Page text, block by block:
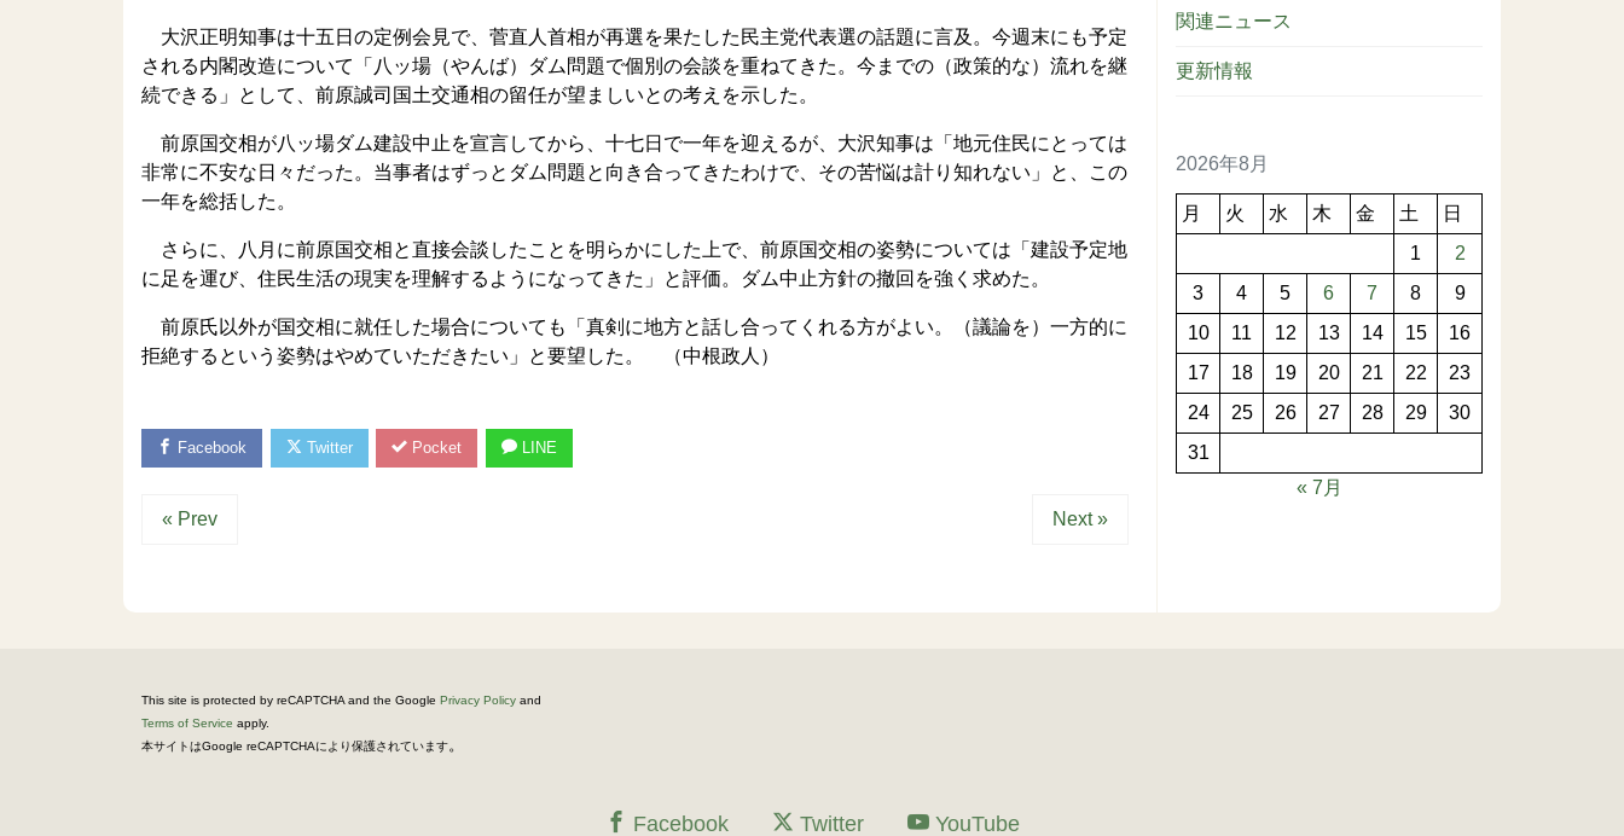
大沢正明知事は十五日の定例会見で、菅直人首相が再選を果たした民主党代表選の話題に言及。今週末にも予定
される内閣改造について「八ッ場（やんば）ダム問題で個別の会談を重ねてきた。今までの（政策的な）流れを継
続できる」として、前原誠司国土交通相の留任が望ましいとの考えを示した。
前原国交相が八ッ場ダム建設中止を宣言してから、十七日で一年を迎えるが、大沢知事は「地元住民にとっては
非常に不安な日々だった。当事者はずっとダム問題と向き合ってきたわけで、その苦悩は計り知れない」と、この
一年を総括した。
さらに、八月に前原国交相と直接会談したことを明らかにした上で、前原国交相の姿勢については「建設予定地
に足を運び、住民生活の現実を理解するようになってきた」と評価。ダム中止方針の撤回を強く求めた。
前原氏以外が国交相に就任した場合についても「真剣に地方と話し合ってくれる方がよい。（議論を）一方的に
拒絶するという姿勢はやめていただきたい」と要望した。 （中根政人）
Facebook Twitter Pocket LINE
« Prev Next »
関連ニュース
更新情報
2026年8月
月 火 水 木 金 土
日
1
2
3
4 5 6 7 8
9
10
11 12 13 14 15
16
17
18 19 20 21 22
23
24
25 26 27 28 29
30
31
« 7月
This site is protected by reCAPTCHA and the Google Privacy Policy and
Terms of Service apply.
本サイトはGoogle reCAPTCHAにより保護されています。
Facebook Twitter YouTube